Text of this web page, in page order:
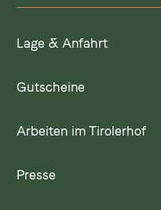
Lage & Anfahrt
Gutscheine
Arbeiten im Tirolerhof
Presse